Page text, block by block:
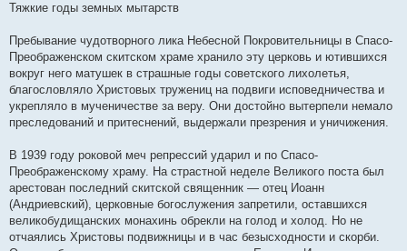
Тяжкие годы земных мытарств
Пребывание чудотворного лика Небесной Покровительницы в Спасо-
Преображенском скитском храме хранило эту церковь и ютившихся
вокруг него матушек в страшные годы советского лихолетья,
благословляло Христовых тружениц на подвиги исповедничества и
укрепляло в мученичестве за веру. Они достойно вытерпели немало
преследований и притеснений, выдержали презрения и уничижения.
В 1939 году роковой меч репрессий ударил и по Спасо-
Преображенскому храму. На страстной неделе Великого поста был
арестован последний скитской священник — отец Иоанн
(Андриевский), церковные богослужения запретили, оставшихся
великобудищанских монахинь обрекли на голод и холод. Но не
отчаялись Христовы подвижницы и в час безысходности и скорби.